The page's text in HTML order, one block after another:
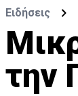
Ειδήσεις
την